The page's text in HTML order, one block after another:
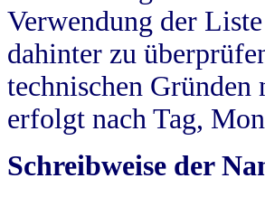
Verwendung der
dahinter zu
technischen
erfolgt nach Tag,
Schreibweise der